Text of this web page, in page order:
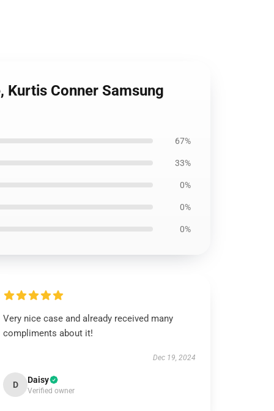
Kurtis Conner Samsung
67%
33%
0%
0%
0%
Very nice case and already received many
compliments about it!
Dec 19, 2024
D Daisy
Verified owner